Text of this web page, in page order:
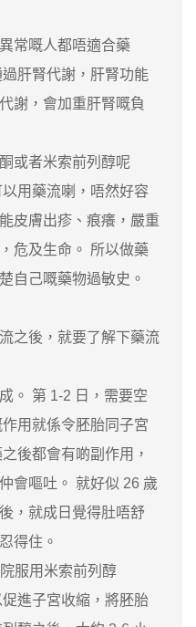
嘅人都唔適合藥
肝腎代謝，肝腎功能
謝，會加重肝腎嘅負
者米索前列醇呢
用藥流喇，唔然好容
皮膚出疹、痕癢，嚴重
危及生命。 所以做藥
自己嘅藥物過敏史。
後，就要了解下藥流
第 1-2 日，需要空
用就係令胚胎同子宮
後都會有啲副作用，
會嘔吐。 就好似 26 歲
，就成日覺得肚唔舒
得住。
服用米索前列醇
進子宮收縮，將胚胎